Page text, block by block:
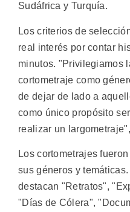
Sudáfrica y Turquía.
Los criterios de
real interés por contar
minutos. "Privilegiamos
cortometraje como
de dejar de lado a
como único propósito
realizar un
Los cortometrajes
sus géneros y
destacan "Retratos",
"Días de Cólera",